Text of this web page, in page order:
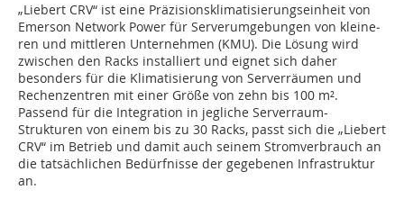
„Liebert CRV“ ist eine Prä­zisionsklima­tisie­rungs­ein­heit von
Emer­son Network Power für Ser­ver­um­ge­bun­gen von klei­ne­
ren und mitt­le­ren Unter­neh­men (KMU). Die Lösung wird
zwischen den Racks installiert und eignet sich daher
besonders für die Klimatisierung von Serverräumen und
Rechenzentren mit einer Größe von zehn bis 100 m².
Passend für die Integration in jegliche Serverraum-
Strukturen von einem bis zu 30 Racks, passt sich die „Liebert
CRV“ im Betrieb und damit auch seinem Stromverbrauch an
die tatsächlichen Bedürfnisse der gegebenen Infrastruktur
an.